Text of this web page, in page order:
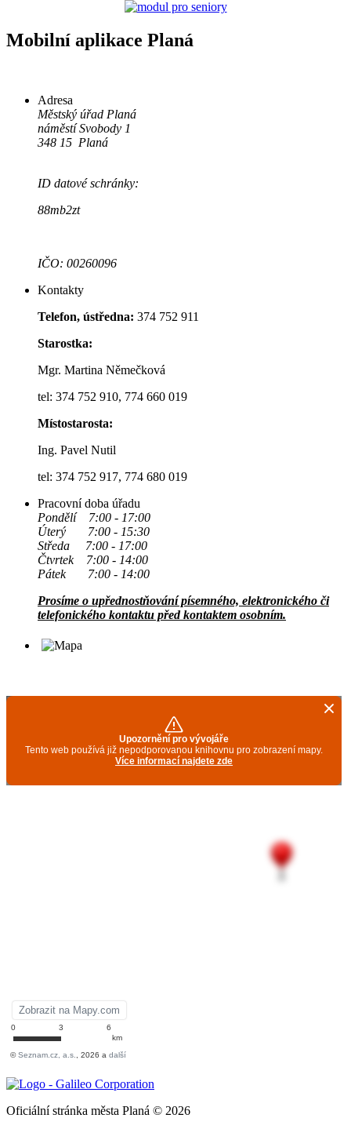
Mobilní aplikace Planá
Adresa
Městský úřad Planá
náměstí Svobody 1
348 15 Planá
ID datové schránky:
88mb2zt
IČO: 00260096
Kontakty
Telefon, ústředna: 374 752 911
Starostka:
Mgr. Martina Němečková
tel: 374 752 910, 774 660 019
Místostarosta:
Ing. Pavel Nutil
tel: 374 752 917, 774 680 019
Pracovní doba úřadu
Pondělí 7:00 - 17:00
Úterý 7:00 - 15:30
Středa 7:00 - 17:00
Čtvrtek 7:00 - 14:00
Pátek 7:00 - 14:00
Prosíme o upřednostňování písemného, elektronického či
telefonického kontaktu před kontaktem osobním.
Oficiální stránka města Planá © 2026